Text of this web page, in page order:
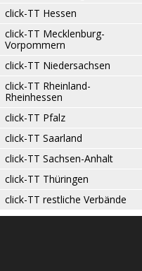
click-TT Hessen
click-TT Mecklenburg-
Vorpommern
click-TT Niedersachsen
click-TT Rheinland-
Rheinhessen
click-TT Pfalz
click-TT Saarland
click-TT Sachsen-Anhalt
click-TT Thüringen
click-TT restliche Verbände